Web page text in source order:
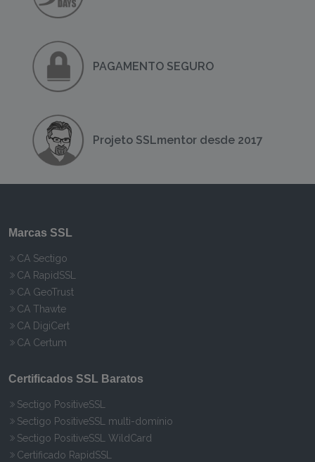
PAGAMENTO SEGURO
Projeto SSLmentor desde 2017
Marcas SSL
CA Sectigo
CA RapidSSL
CA GeoTrust
CA Thawte
CA DigiCert
CA Certum
Certificados SSL Baratos
Sectigo PositiveSSL
Sectigo PositiveSSL multi-domínio
Sectigo PositiveSSL WildCard
Certificado RapidSSL